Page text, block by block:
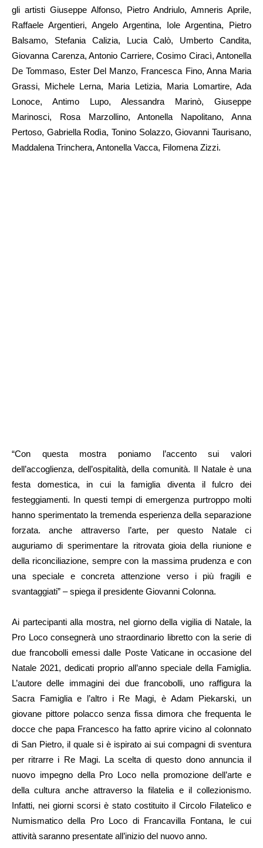
gli artisti Giuseppe Alfonso, Pietro Andriulo, Amneris Aprile,
Raffaele Argentieri, Angelo Argentina, Iole Argentina, Pietro
Balsamo, Stefania Calizia, Lucia Calò, Umberto Candita,
Giovanna Carenza, Antonio Carriere, Cosimo Ciracì, Antonella
De Tommaso, Ester Del Manzo, Francesca Fino, Anna Maria
Grassi, Michele Lerna, Maria Letizia, Maria Lomartire, Ada
Lonoce, Antimo Lupo, Alessandra Marinò, Giuseppe
Marinosci, Rosa Marzollino, Antonella Napolitano, Anna
Pertoso, Gabriella Rodìa, Tonino Solazzo, Giovanni Taurisano,
Maddalena Trinchera, Antonella Vacca, Filomena Zizzi.
“Con questa mostra poniamo l’accento sui valori
dell’accoglienza, dell’ospitalità, della comunità. Il Natale è una
festa domestica, in cui la famiglia diventa il fulcro dei
festeggiamenti. In questi tempi di emergenza purtroppo molti
hanno sperimentato la tremenda esperienza della separazione
forzata. anche attraverso l’arte, per questo Natale ci
auguriamo di sperimentare la ritrovata gioia della riunione e
della riconciliazione, sempre con la massima prudenza e con
una speciale e concreta attenzione verso i più fragili e
svantaggiati” – spiega il presidente Giovanni Colonna.
Ai partecipanti alla mostra, nel giorno della vigilia di Natale, la
Pro Loco consegnerà uno straordinario libretto con la serie di
due francobolli emessi dalle Poste Vaticane in occasione del
Natale 2021, dedicati proprio all’anno speciale della Famiglia.
L’autore delle immagini dei due francobolli, uno raffigura la
Sacra Famiglia e l’altro i Re Magi, è Adam Piekarski, un
giovane pittore polacco senza fissa dimora che frequenta le
docce che papa Francesco ha fatto aprire vicino al colonnato
di San Pietro, il quale si è ispirato ai sui compagni di sventura
per ritrarre i Re Magi. La scelta di questo dono annuncia il
nuovo impegno della Pro Loco nella promozione dell’arte e
della cultura anche attraverso la filatelia e il collezionismo.
Infatti, nei giorni scorsi è stato costituito il Circolo Filatelico e
Numismatico della Pro Loco di Francavilla Fontana, le cui
attività saranno presentate all’inizio del nuovo anno.